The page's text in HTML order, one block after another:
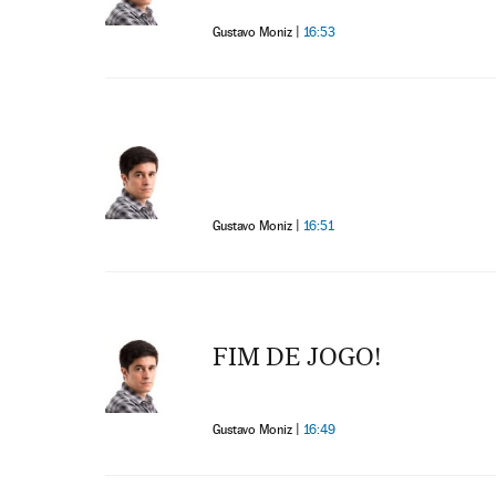
Gustavo Moniz 16:53
Gustavo Moniz 16:51
FIM DE JOGO!
Gustavo Moniz 16:49